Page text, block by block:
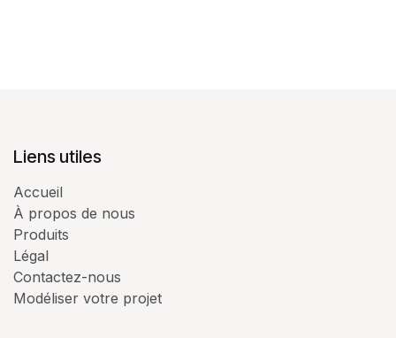
Liens utiles
Accueil
À propos de nous
Produits
Légal
Contactez-nous
Modéliser votre projet